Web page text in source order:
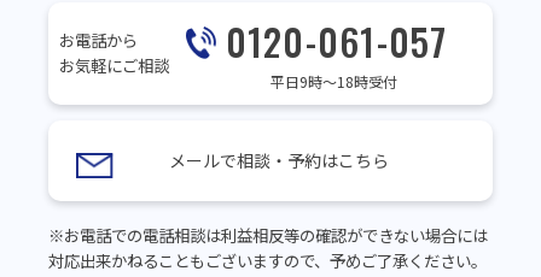
お電話から
お気軽にご相談
0120-061-057
平日9時～18時受付
メールで相談・予約はこちら
※お電話での電話相談は利益相反等の確認ができない場合には
対応出来かねることもございますので、予めご了承ください。